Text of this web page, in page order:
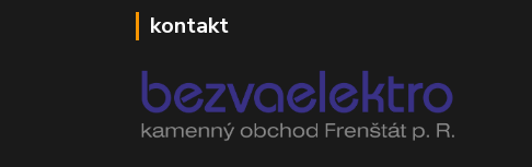
kontakt